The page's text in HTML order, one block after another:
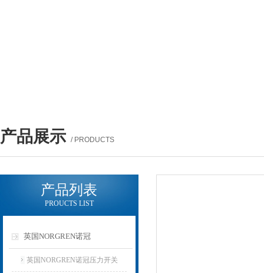
产品展示 / PRODUCTS
产品列表
PROUCTS LIST
英国NORGREN诺冠
英国NORGREN诺冠压力开关